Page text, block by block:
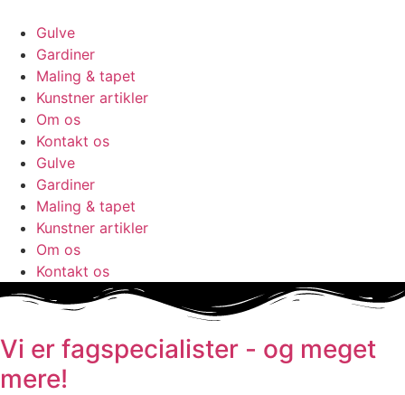
content
Gulve
Gardiner
Maling & tapet
Kunstner artikler
Om os
Kontakt os
Gulve
Gardiner
Maling & tapet
Kunstner artikler
Om os
Kontakt os
Vi er fagspecialister - og meget
mere!